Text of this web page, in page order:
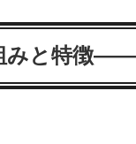
みと特徴